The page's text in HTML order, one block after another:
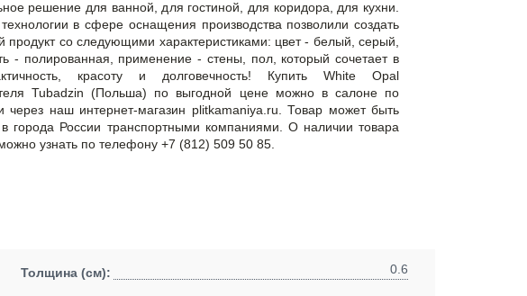
решение для ванной, для гостиной, для коридора, для кухни.
в сфере оснащения производства позволили создать
продукт со следующими характеристиками: цвет - белый, серый,
- полированная, применение - стены, пол, который сочетает в
красоту и долговечность! Купить White Opal
Tubadzin (Польша) по выгодной цене можно в салоне по
через наш интернет-магазин plitkamaniya.ru. Товар может быть
в города России транспортными компаниями. О наличии товара
узнать по телефону +7 (812) 509 50 85.
Толщина (см): 0.6